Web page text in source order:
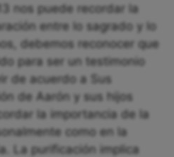
nos puede recordar la
entre lo sagrado y lo
debemos reconocer que
para ser un testimonio
de acuerdo a Sus
de Aarón y sus hijos
la importancia de la
como en la
La purificación implica